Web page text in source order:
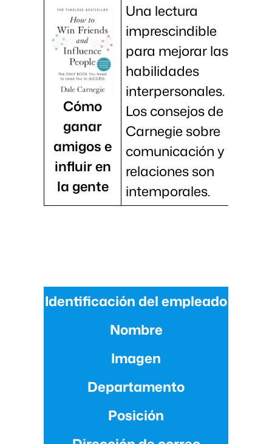
Cómo
ganar
amigos e
influir en
la gente
Una lectura
imprescindible
para mejorar las
habilidades
interpersonales.
Los consejos de
Carnegie sobre
comunicación y
relaciones son
intemporales.
Identificación del empleado
Nombre
Imagen
Departamento
Posición